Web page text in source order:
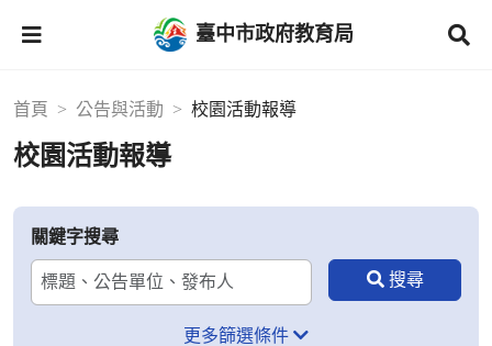
臺中市政府教育局
首頁 公告與活動 校園活動報導
校園活動報導
關鍵字搜尋
更多篩選條件